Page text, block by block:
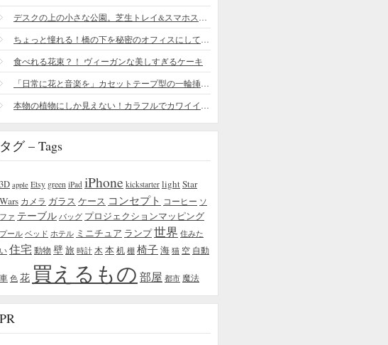
食べれる花束？！ ヴィーガンな美しすぎるケーキ
タグ – Tags
3D apple Etsy green iPad iPhone kickstarter lightStar
Wars カメラ ガラス ケース コンセプト コーヒー ソ
ファ テーブル バッグ プロジェクションマッピング
プール ベッド ホテル ミニチュア ランプ世界 住みた
い 住宅 動物 壁旅 時計 木 本机 棚 椅子海 猫 空 自動
車 色 花 買えるもの 部屋 都市 魔法
PR